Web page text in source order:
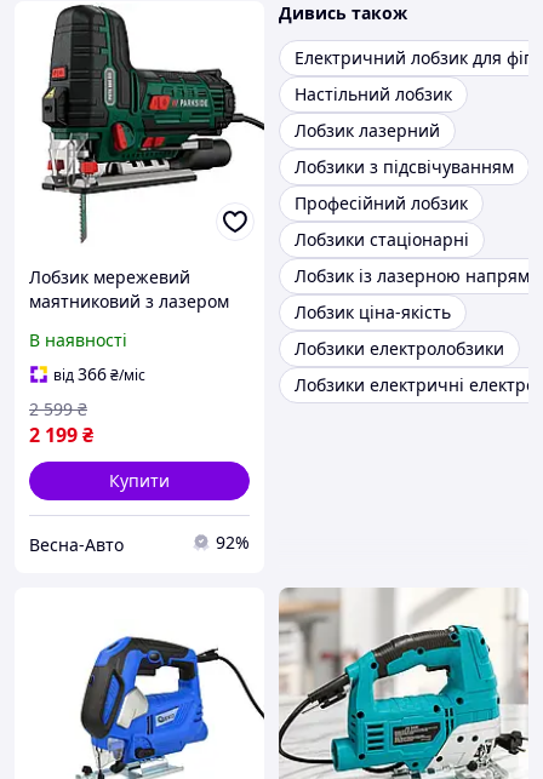
Лобзик мережевий
маятниковий з лазером
Вт Німеччина
В наявності
від366₴/міс
2 199₴
2 599 ₴
Купити
Весна-Авто 92%
Дивись також
Електричний лобзик для
Настільний лобзик
Лобзик лазерний
Лобзики з підсвічуванням
Професійний лобзик
Лобзики стаціонарні
Лобзик із лазерною
Лобзик ціна-якість
Лобзики електролобзики
Лобзики електричні